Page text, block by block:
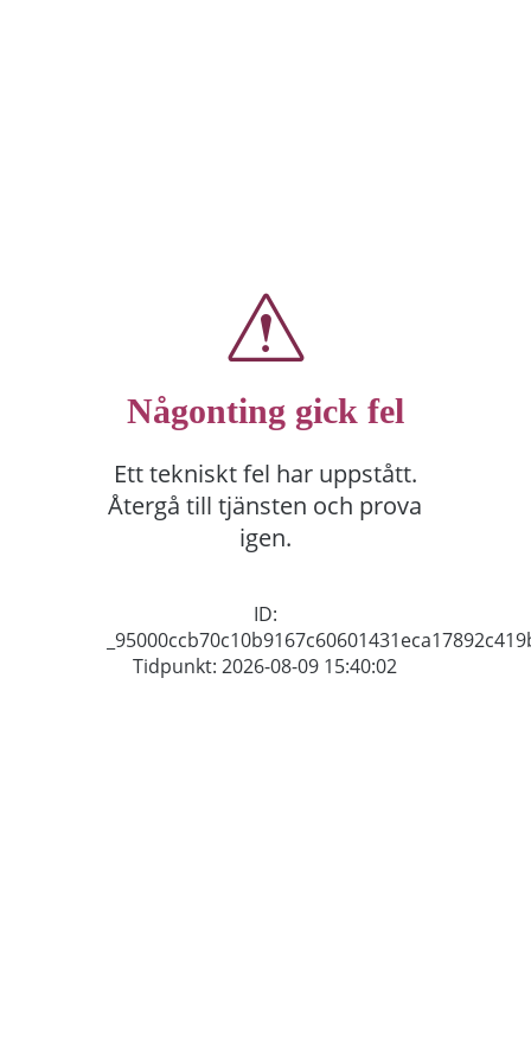
Någonting gick fel
Ett tekniskt fel har uppstått.
Återgå till tjänsten och prova
igen.
ID:
Tidpunkt: 2026-08-09 15:40:02